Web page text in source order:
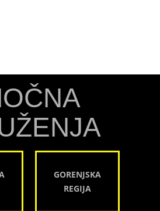
GORENJSKA
REGIJA